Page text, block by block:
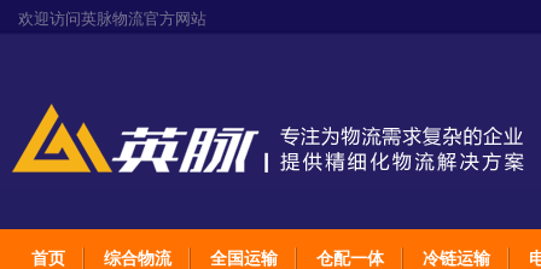
欢迎访问英脉物流官方网站
首页 综合物流 全国运输 仓配一体 冷链运输